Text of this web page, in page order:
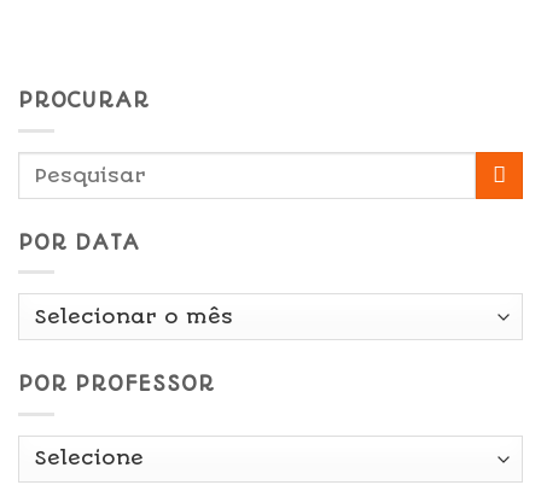
PROCURAR
POR DATA
Por
POR PROFESSOR